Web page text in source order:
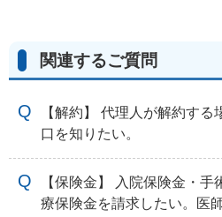
関連するご質問
【解約】 代理人が解約す
口を知りたい。
【保険金】 入院保険金・
療保険金を請求したい。医